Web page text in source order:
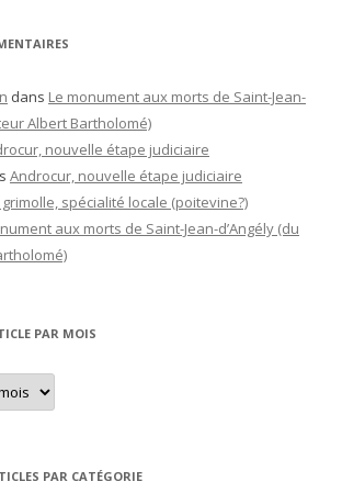
dans Le monument aux morts de Saint-Jean-
Albert Bartholomé)
nouvelle étape judiciaire
Androcur, nouvelle étape judiciaire
grimolle, spécialité locale (poitevine?)
aux morts de Saint-Jean-d’Angély (du
PAR MOIS
PAR CATÉGORIE